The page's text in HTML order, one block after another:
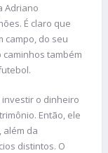
Adriano
É claro que
campo, do seu
também
o dinheiro
Então, ele
além da
distintos. O